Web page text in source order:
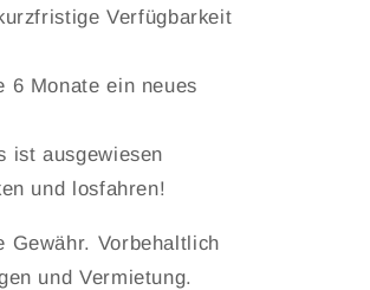
Verfügbarkeit
6 Monate ein neues
ist ausgewiesen
und losfahren!
Gewähr. Vorbehaltlich
und Vermietung.